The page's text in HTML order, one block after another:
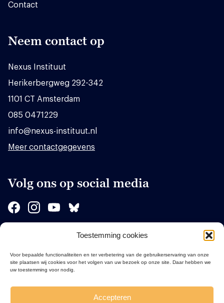
Toestemming cookies
Voor bepaalde functionaliteiten en ter verbetering van de gebruikerservaring van onze
site plaatsen wij cookies voor het volgen van uw bezoek op onze site. Daar hebben we
uw toestemming voor nodig.
Accepteren
Contact
Neem contact op
Nexus Instituut
Herikerbergweg 292-342
1101 CT Amsterdam
085 0471229
info@nexus-instituut.nl
Meer contactgegevens
Volg ons op social media